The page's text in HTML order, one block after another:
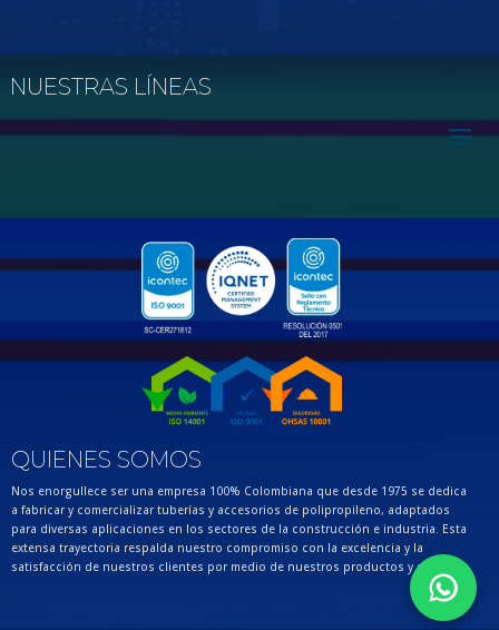
NUESTRAS LÍNEAS
QUIENES SOMOS
Nos enorgullece ser una empresa 100% Colombiana que desde 1975 se dedica
a fabricar y comercializar tuberías y accesorios de polipropileno, adaptados
para diversas aplicaciones en los sectores de la construcción e industria. Esta
extensa trayectoria respalda nuestro compromiso con la excelencia y la
satisfacción de nuestros clientes por medio de nuestros productos y servicios.